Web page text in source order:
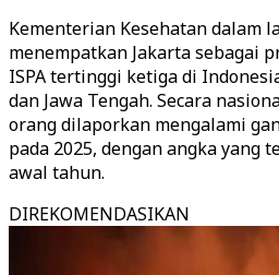
Kementerian Kesehatan dalam
menempatkan Jakarta sebagai
ISPA tertinggi ketiga di
dan Jawa Tengah. Secara
orang dilaporkan mengalami
pada 2025, dengan angka yang
awal tahun.
DIREKOMENDASIKAN